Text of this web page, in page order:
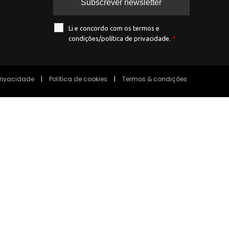
Li e concordo com os termos e
condições/política de privacidade. *
| Política de cookies | Termos & condições